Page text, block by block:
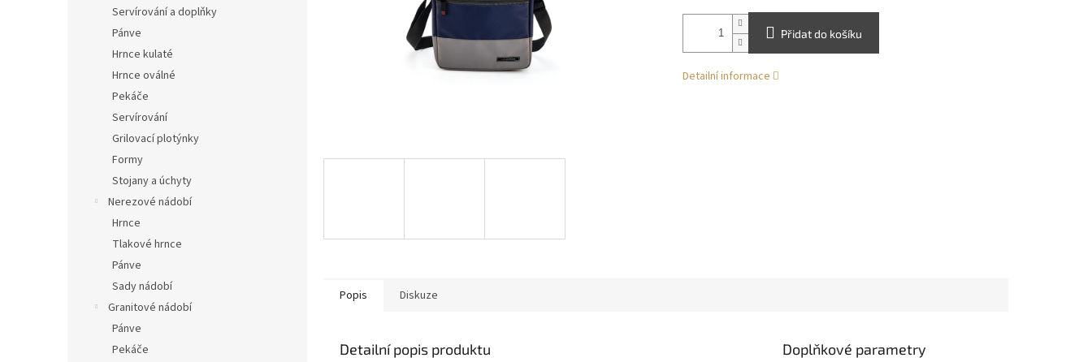
Servírování a doplňky
Pánve
Hrnce kulaté
Hrnce oválné
Pekáče
Servírování
Grilovací plotýnky
Formy
Stojany a úchyty
Nerezové nádobí
Hrnce
Tlakové hrnce
Pánve
Sady nádobí
Granitové nádobí
Pánve
Pekáče
Přidat do košíku
Detailní informace
Popis Diskuze
Detailní popis produktu Doplňkové parametry